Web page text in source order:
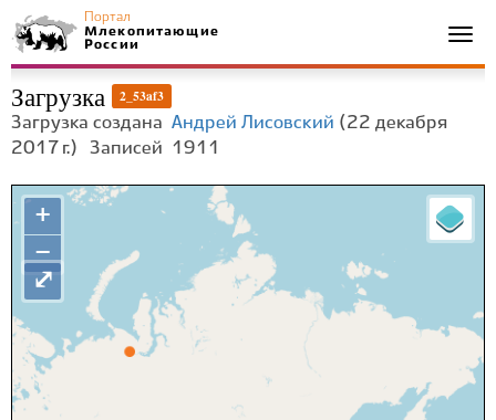
Портал
Млекопитающие
России
Загрузка 2_53af3
Загрузка создана Андрей Лисовский (22 декабря
2017 г.) Записей 1911
+
−
⤢